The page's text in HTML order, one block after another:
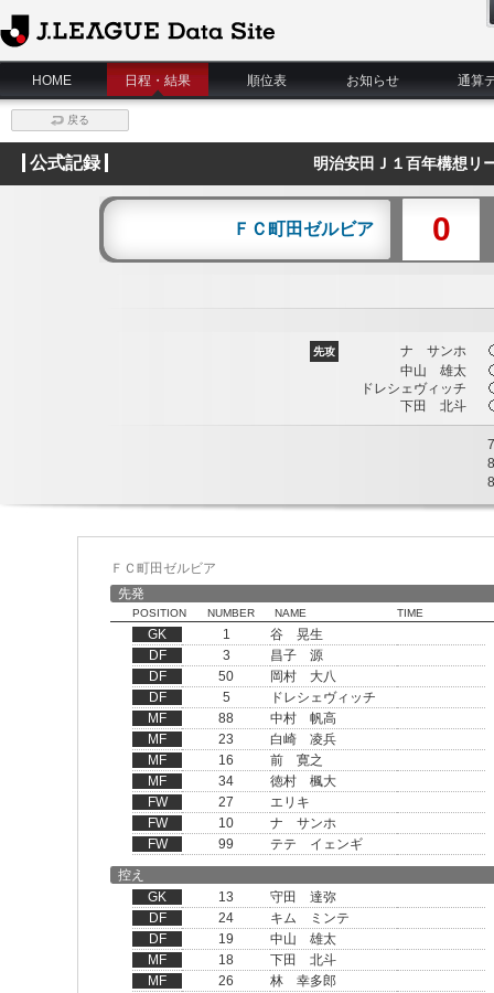
J.League Data Site
HOME
日程・結果 順位表 お知らせ 通算
戻る
公式記録 明治安田Ｊ１百年構想
ＦＣ町田ゼルビア 0
先攻
ナ サンホ
中山 雄太
ドレシェヴィッチ
下田 北斗
7
8
8
ＦＣ町田ゼルビア
先発
POSITION NUMBER NAME TIME
GK 1
谷 晃生
DF
3
昌子 源
DF
50
岡村 大八
DF
5
ドレシェヴィッチ
MF
88
中村 帆高
MF
23
白崎 凌兵
MF
16
前 寛之
MF
34
徳村 楓大
FW
27
エリキ
FW
10
ナ サンホ
FW
99
テテ イェンギ
控え
GK
13
守田 達弥
DF
24
キム ミンテ
DF
19
中山 雄太
MF
18
下田 北斗
MF
26
林 幸多郎